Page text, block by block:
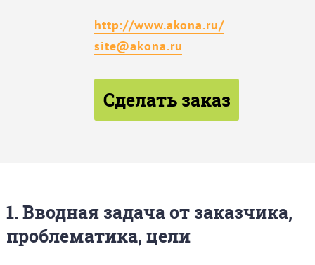
http://www.akona.ru/
site@akona.ru
Сделать заказ
1. Вводная задача от заказчика,
проблематика, цели